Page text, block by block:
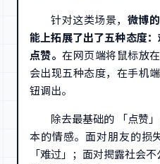
针对这类场景， 微博
能上拓展了出了五种态度
点赞。在网页端将鼠标放
会出现五种态度，在手机
钮调出。
除去最基础的 「点赞
本的情感。面对朋友的损
「难过」；面对揭露社会